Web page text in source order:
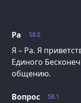
58.0
Ра
Я – Ра. Я
Единого
общению.
58.1
Вопрос